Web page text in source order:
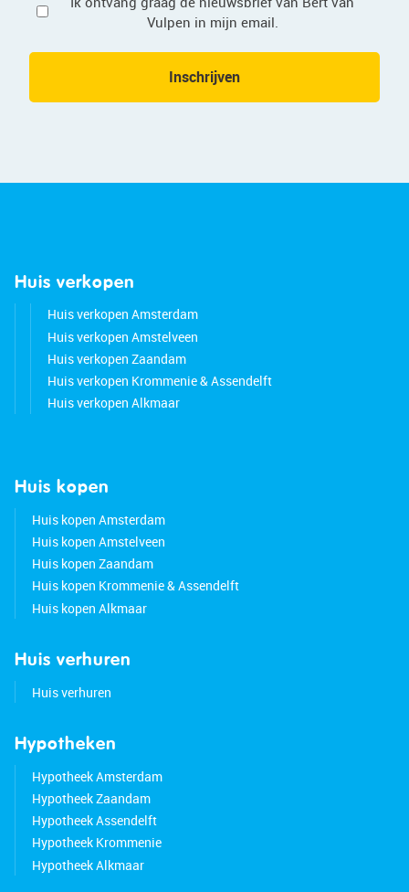
Vulpen in mijn email.
Inschrijven
Huis verkopen
Huis verkopen Amsterdam
Huis verkopen Amstelveen
Huis verkopen Zaandam
Huis verkopen Krommenie & Assendelft
Huis verkopen Alkmaar
Huis kopen
Huis kopen Amsterdam
Huis kopen Amstelveen
Huis kopen Zaandam
Huis kopen Krommenie & Assendelft
Huis kopen Alkmaar
Huis verhuren
Huis verhuren
Hypotheken
Hypotheek Amsterdam
Hypotheek Zaandam
Hypotheek Assendelft
Hypotheek Krommenie
Hypotheek Alkmaar